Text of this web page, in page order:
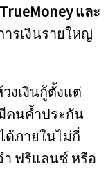
TrueMoney และ
รเงินรายใหญ่
งเงินกู้ตั้งแต่
คนค้ำประกัน
ภายในไม่กี่
ฟรีแลนซ์ หรือ